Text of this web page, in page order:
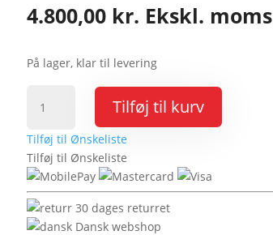
4.800,00 kr. Ekskl. moms
På lager, klar til levering
stålboks
MBG62
antal
Tilføj til kurv
Tilføj til Ønskeliste
Tilføj til Ønskeliste
30 dages returret
Dansk webshop